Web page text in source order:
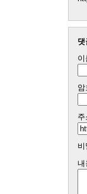
이
암
주
비
내